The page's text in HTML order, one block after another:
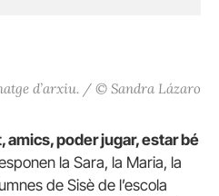
d’arxiu. / © Sandra Lázaro
amics, poder jugar, estar bé
la Sara, la Maria, la
de Sisè de l’escola